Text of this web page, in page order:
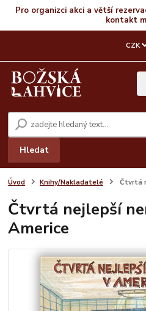
Pro organizci akci a větší
kontakt
CZK
Hledat
Úvod Knihy/Nakladatelé Čtvrtá
Čtvrtá nejlepší
Americe